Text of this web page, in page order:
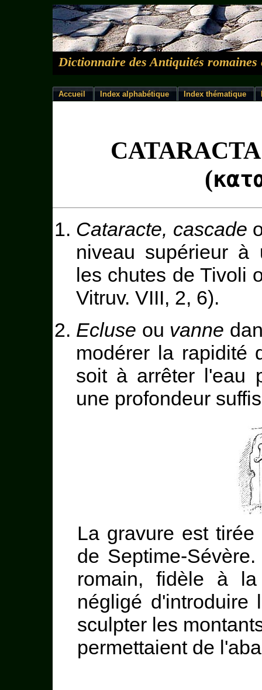
Dictionnaire des Antiquités romaines
Accueil Index alphabétique Index thématique
(
Cataracte, cascade
niveau supérieur à
les chutes de Tivoli
Vitruv. VIII, 2, 6).
Ecluse ou vanne
modérer la rapidité
soit à arrêter l'eau
une profondeur
La gravure est
de Septime-
romain, fidèle à
négligé d'introduire
sculpter les
permettaient de